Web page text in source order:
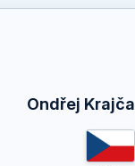
Ondřej Krajča